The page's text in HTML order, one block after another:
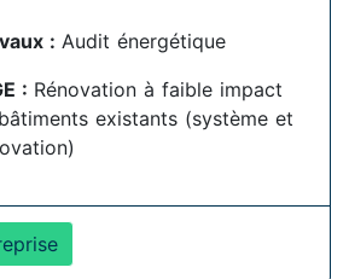
: Audit énergétique
: Rénovation à faible impact
existants (système et